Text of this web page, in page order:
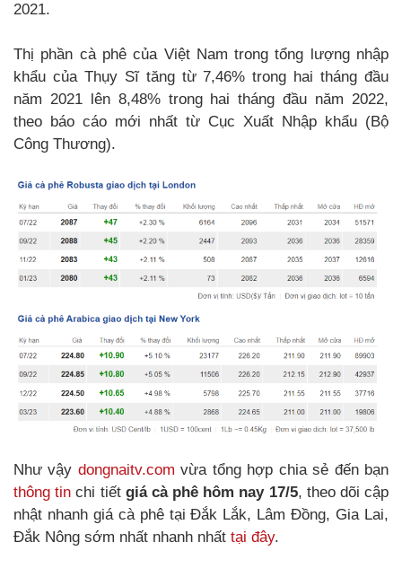
2021.
Thị phần cà phê của Việt Nam trong tổng lượng nhập
khẩu của Thụy Sĩ tăng từ 7,46% trong hai tháng đầu
năm 2021 lên 8,48% trong hai tháng đầu năm 2022,
theo báo cáo mới nhất từ Cục Xuất Nhập khẩu (Bộ
Công Thương).
Như vậy dongnaitv.com vừa tổng hợp chia sẻ đến bạn
thông tin chi tiết giá cà phê hôm nay 17/5, theo dõi cập
nhật nhanh giá cà phê tại Đắk Lắk, Lâm Đồng, Gia Lai,
Đắk Nông sớm nhất nhanh nhất tại đây.